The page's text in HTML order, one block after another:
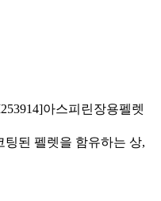
아스피린장용펠렛
된 펠렛을 함유하는 상,